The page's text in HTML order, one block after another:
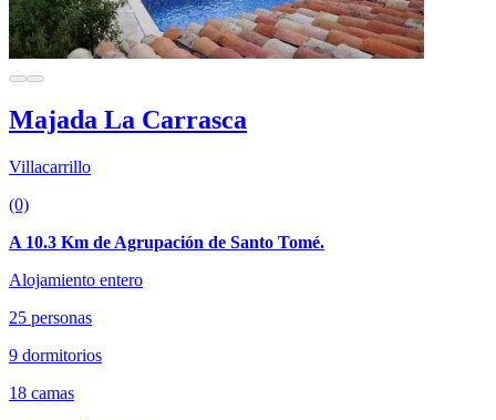
Majada La Carrasca
Villacarrillo
(0)
A 10.3 Km de Agrupación de Santo Tomé.
Alojamiento entero
25 personas
9 dormitorios
18 camas